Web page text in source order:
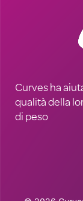
Curves ha
qualità della
di peso